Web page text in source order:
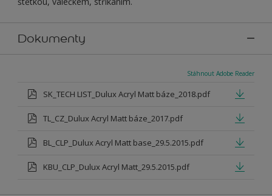
Dokumenty
Stáhnout Adobe Reader
SK_TECH LIST_Dulux Acryl Matt báze_2018.pdf
TL_CZ_Dulux Acryl Matt báze_2017.pdf
BL_CLP_Dulux Acryl Matt base_29.5.2015.pdf
KBU_CLP_Dulux Acryl Matt_29.5.2015.pdf